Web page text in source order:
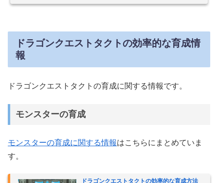
ドラゴンクエストタクトの効率的な育成情
報
ドラゴンクエストタクトの育成に関する情報です。
モンスターの育成
モンスターの育成に関する情報はこちらにまとめていま
す。
ドラゴンクエストタクトの効率的な育成方法